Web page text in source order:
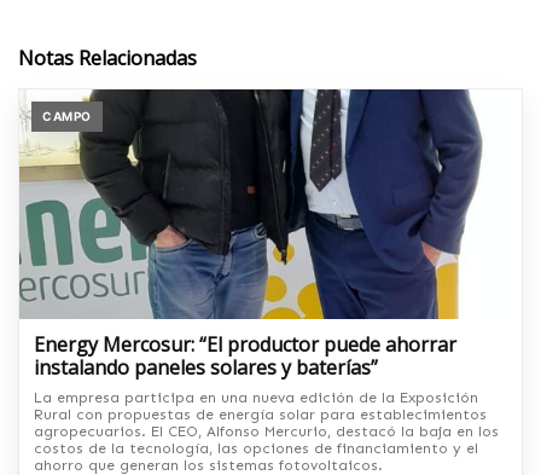
Notas Relacionadas
CAMPO
Energy Mercosur: “El productor puede ahorrar
instalando paneles solares y baterías”
La empresa participa en una nueva edición de la Exposición
Rural con propuestas de energía solar para establecimientos
agropecuarios. El CEO, Alfonso Mercurio, destacó la baja en los
costos de la tecnología, las opciones de financiamiento y el
ahorro que generan los sistemas fotovoltaicos.